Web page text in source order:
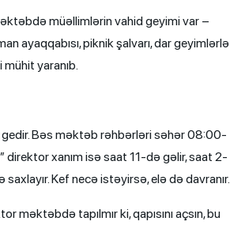
müəllimlərin vahid geyimi var –
ayaqqabısı, piknik şalvarı, dar geyimlərlə
yaranıb.
gedir. Bəs məktəb rəhbərləri səhər 08:00-
xanım isə saat 11-də gəlir, saat 2-
Kef necə istəyirsə, elə də davranır.
tapılmır ki, qapısını açsın, bu